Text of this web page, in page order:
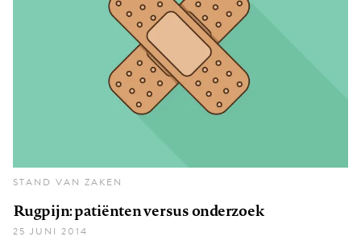
STAND VAN ZAKEN
Rugpijn: patiënten versus onderzoek
25 JUNI 2014